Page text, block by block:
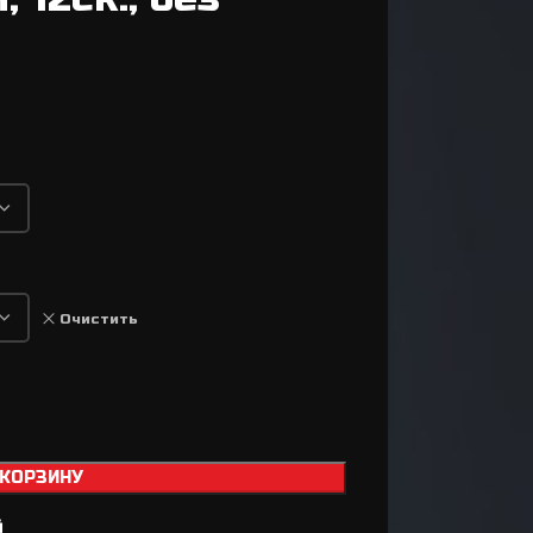
Велосипедные тормоза
Велосипедные колодки
Задний амортизатор
Ремкомплект для
тормозов
Очистить